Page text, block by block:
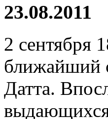
23.08.2011
2 сентября
ближайший
Датта.